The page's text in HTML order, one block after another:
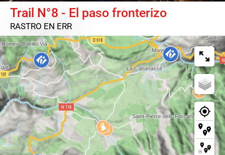
Trail N°8 - El paso fronterizo
RASTRO EN ERR